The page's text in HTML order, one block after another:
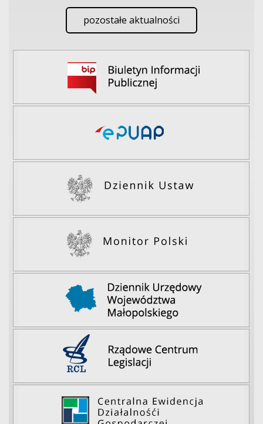
pozostałe aktualności